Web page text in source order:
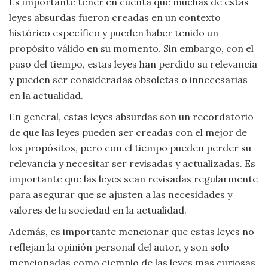
leyes absurdas fueron creadas en un contexto
histórico específico y pueden haber tenido un
propósito válido en su momento. Sin embargo, con el
paso del tiempo, estas leyes han perdido su relevancia
y pueden ser consideradas obsoletas o innecesarias
en la actualidad.
En general, estas leyes absurdas son un recordatorio
de que las leyes pueden ser creadas con el mejor de
los propósitos, pero con el tiempo pueden perder su
relevancia y necesitar ser revisadas y actualizadas. Es
importante que las leyes sean revisadas regularmente
para asegurar que se ajusten a las necesidades y
valores de la sociedad en la actualidad.
Además, es importante mencionar que estas leyes no
reflejan la opinión personal del autor, y son solo
mencionadas como ejemplo de las leyes mas curiosas